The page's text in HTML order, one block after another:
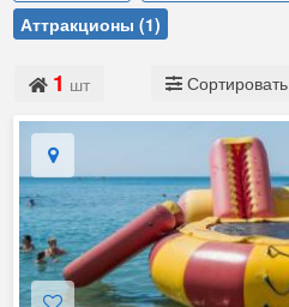
Аттракционы (1)
1 шт Сортировать